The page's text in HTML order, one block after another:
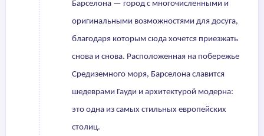
Барселона — город с многочисленными и
оригинальными возможностями для досуга,
благодаря которым сюда хочется приезжать
снова и снова. Расположенная на побережье
Средиземного моря, Барселона славится
шедеврами Гауди и архитектурой модерна:
это одна из самых стильных европейских
столиц.